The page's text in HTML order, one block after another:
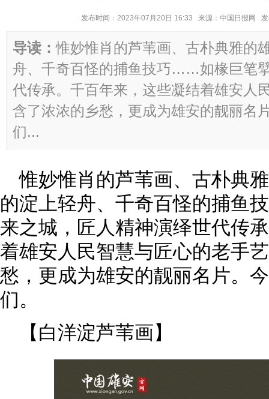
发布时间：2023年07月20日 16:33 来源：中国日报网
导读：惟妙惟肖的芦苇画、古朴典雅的
舟、千奇百怪的捕鱼技巧……如椽巨笔
代传承。千百年来，这些凝结着雄安人
含了浓浓的乡愁，更成为雄安的靓丽名
们...
惟妙惟肖的芦苇画、古朴典
的淀上轻舟、千奇百怪的捕鱼
来之城，匠人精神演绎世代传
着雄安人民智慧与匠心的老手
愁，更成为雄安的靓丽名片。
们。
【白洋淀芦苇画】